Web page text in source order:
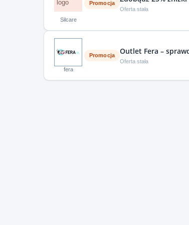
Silcare
Promocja
Oferta stała
fera
Promocja Outlet Fera –
Oferta stała